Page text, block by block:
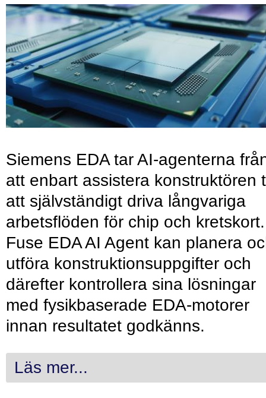
Siemens EDA tar AI-agenterna
att enbart assistera konstruktören
att självständigt driva långvariga
arbetsflöden för chip och kretskort.
Fuse EDA AI Agent kan planera
utföra konstruktionsuppgifter och
därefter kontrollera sina lösningar
med fysikbaserade EDA-motorer
innan resultatet godkänns.
Läs mer...